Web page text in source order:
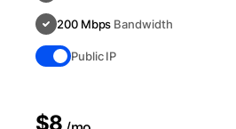
200 Mbps Bandwidth
Public IP
$8